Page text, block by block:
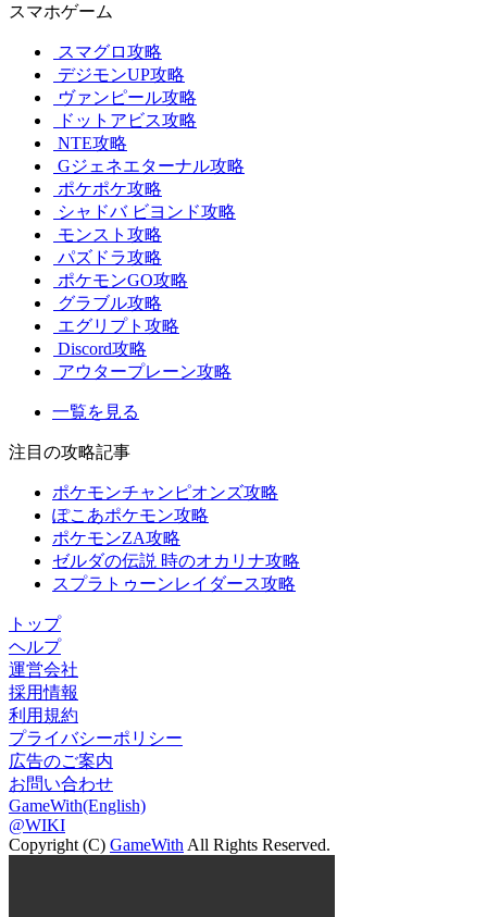
スマホゲーム
スマグロ攻略
デジモンUP攻略
ヴァンピール攻略
ドットアビス攻略
NTE攻略
Gジェネエターナル攻略
ポケポケ攻略
シャドバ ビヨンド攻略
モンスト攻略
パズドラ攻略
ポケモンGO攻略
グラブル攻略
エグリプト攻略
Discord攻略
アウタープレーン攻略
一覧を見る
注目の攻略記事
ポケモンチャンピオンズ攻略
ぽこあポケモン攻略
ポケモンZA攻略
ゼルダの伝説 時のオカリナ攻略
スプラトゥーンレイダース攻略
トップ
ヘルプ
運営会社
採用情報
利用規約
プライバシーポリシー
広告のご案内
お問い合わせ
GameWith(English)
@WIKI
Copyright (C) GameWith All Rights Reserved.